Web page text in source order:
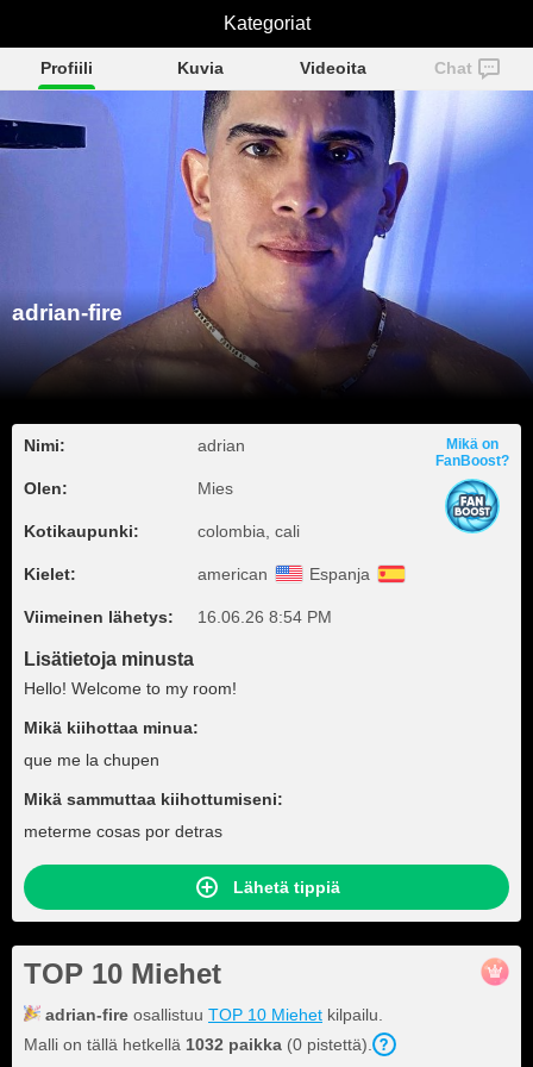
adrian-fire
Profiili Kuvia Videoita Chat
adrian-fire
Nimi: adrian
Olen: Mies
Kotikaupunki: colombia, cali
Kielet: american Espanja
Viimeinen lähetys: 16.06.26 8:54 PM
Mikä on
FanBoost?
Lisätietoja minusta
Hello! Welcome to my room!
Mikä kiihottaa minua:
que me la chupen
Mikä sammuttaa kiihottumiseni:
meterme cosas por detras
Lähetä tippiä
TOP 10 Miehet
adrian-fire osallistuu TOP 10 Miehet kilpailu.
Malli on tällä hetkellä 1032 paikka (0 pistettä).
Kategoriat